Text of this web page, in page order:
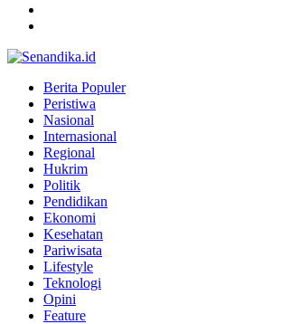
Berita Populer
Peristiwa
Nasional
Internasional
Regional
Hukrim
Politik
Pendidikan
Ekonomi
Kesehatan
Pariwisata
Lifestyle
Teknologi
Opini
Feature